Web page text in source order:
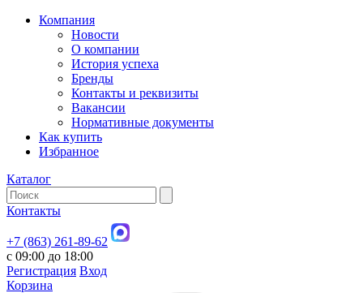
Компания
Новости
О компании
История успеха
Бренды
Контакты и реквизиты
Вакансии
Нормативные документы
Как купить
Избранное
Каталог
Контакты
+7 (863) 261-89-62
с 09:00 до 18:00
Регистрация Вход
Корзина